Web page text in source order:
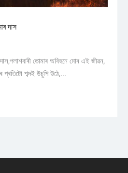
দাস
তোমাৰ অবিহনে মোৰ এই জীৱন,
শব্দই উচুপি উঠে,...